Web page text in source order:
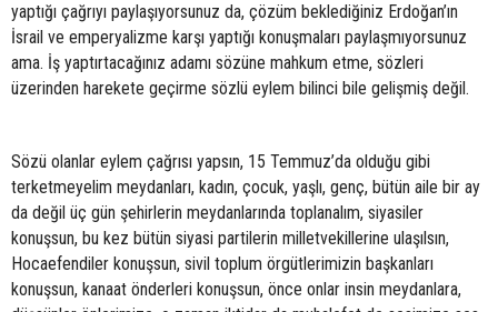
yaptığı çağrıyı paylaşıyorsunuz da, çözüm beklediğiniz Erdoğan’ın
İsrail ve emperyalizme karşı yaptığı konuşmaları paylaşmıyorsunuz
ama. İş yaptırtacağınız adamı sözüne mahkum etme, sözleri
üzerinden harekete geçirme sözlü eylem bilinci bile gelişmiş değil.
Sözü olanlar eylem çağrısı yapsın, 15 Temmuz’da olduğu gibi
terketmeyelim meydanları, kadın, çocuk, yaşlı, genç, bütün aile bir ay
da değil üç gün şehirlerin meydanlarında toplanalım, siyasiler
konuşsun, bu kez bütün siyasi partilerin milletvekillerine ulaşılsın,
Hocaefendiler konuşsun, sivil toplum örgütlerimizin başkanları
konuşsun, kanaat önderleri konuşsun, önce onlar insin meydanlara,